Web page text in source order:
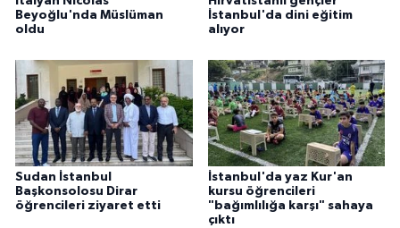
Beyoğlu'nda Müslüman
oldu
İstanbul'da dini eğitim
alıyor
Sudan İstanbul
Başkonsolosu Dirar
öğrencileri ziyaret etti
İstanbul'da yaz Kur'an
kursu öğrencileri
"bağımlılığa karşı" sahaya
çıktı
Karaman Müftülüğü
Kars Müftülüğü
Kastamonu Müftülüğü
Kayseri Müftülüğü
Kilis Müftülüğü